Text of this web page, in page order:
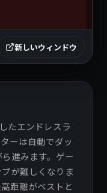
新しいウィンドウ
たエンドレスラ
ーは自動でダッ
進みます。ゲー
が難しくなりま
距離がベストと